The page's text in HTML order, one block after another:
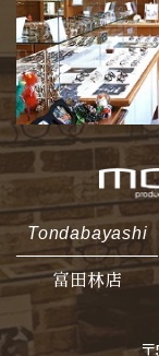
Tondabayashi
富田林店